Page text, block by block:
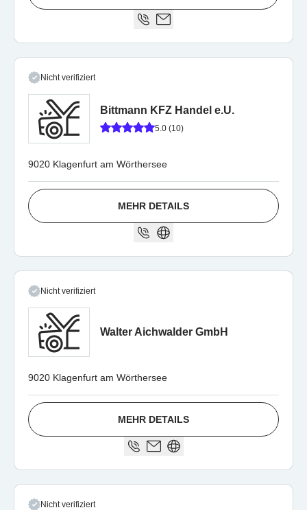
Nicht verifiziert
Bittmann KFZ Handel e.U.
5.0 (10)
9020 Klagenfurt am Wörthersee
MEHR DETAILS
Nicht verifiziert
Walter Aichwalder GmbH
9020 Klagenfurt am Wörthersee
MEHR DETAILS
Nicht verifiziert